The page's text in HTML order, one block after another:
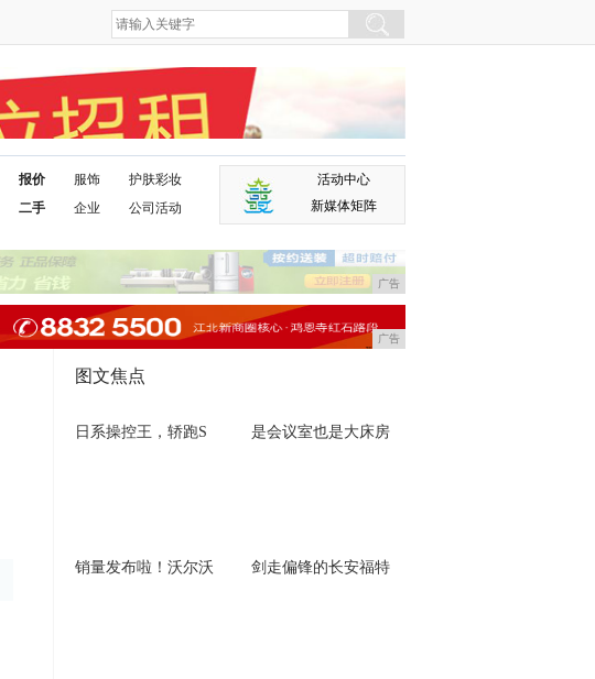
报价
二手
服饰
企业
护肤彩妆
公司活动
活动中心
新媒体矩阵
广告
广告
图文焦点
日系操控王，轿跑S 是会议室也是大床房
销量发布啦！沃尔沃 剑走偏锋的长安福特